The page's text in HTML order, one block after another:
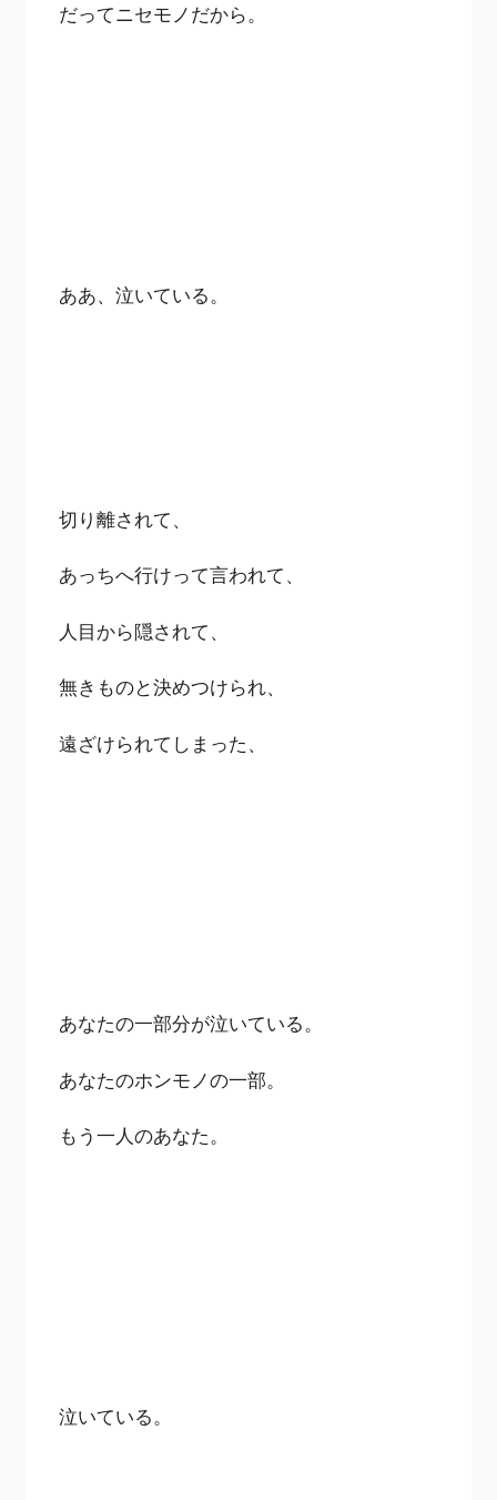
だってニセモノだから。
ああ、泣いている。
切り離されて、
あっちへ行けって言われて、
人目から隠されて、
無きものと決めつけられ、
遠ざけられてしまった、
あなたの一部分が泣いている。
あなたのホンモノの一部。
もう一人のあなた。
泣いている。